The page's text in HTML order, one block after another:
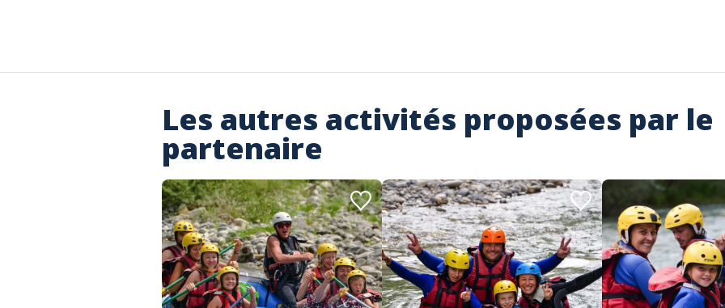
Les autres activités proposées par le
partenaire